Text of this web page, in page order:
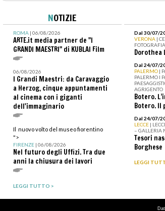
NOTIZIE
ROMA| 06/08/2026
ARTE.it media partner de "I
GRANDI MAESTRI" di KUBLAI Film
06/08/2026
I Grandi Maestri: da Caravaggio
a Herzog, cinque appuntamenti
al cinema con i giganti
dell'immaginario
Il nuovo volto del museo fiorentino
">
FIRENZE| 06/08/2026
Nel futuro degli Uffizi. Tra due
anni la chiusura dei lavori
LEGGI TUTTO >
Dal 30/07/
VERONA |
Dorothea
Dal 24/07/
PALERMO |
PALERMO I
AGRIGENTO
Botero.
Botero. Il
Dal 24/07/
LECCE |
– GALLERIA
Tesori
Borghese
LEGGI